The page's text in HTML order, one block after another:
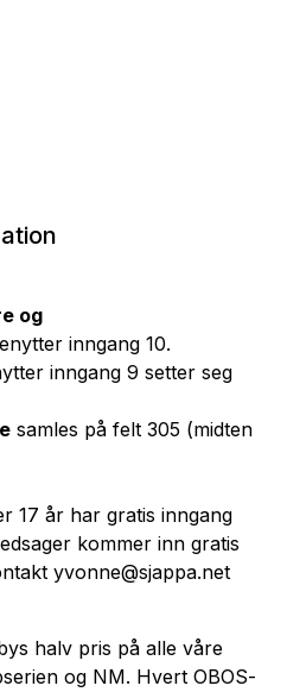
og
inngang 10.
inngang 9 setter seg
samles på felt 305 (midten
17 år har gratis inngang
kommer inn gratis
yvonne@sjappa.net
halv pris på alle våre
og NM. Hvert OBOS-